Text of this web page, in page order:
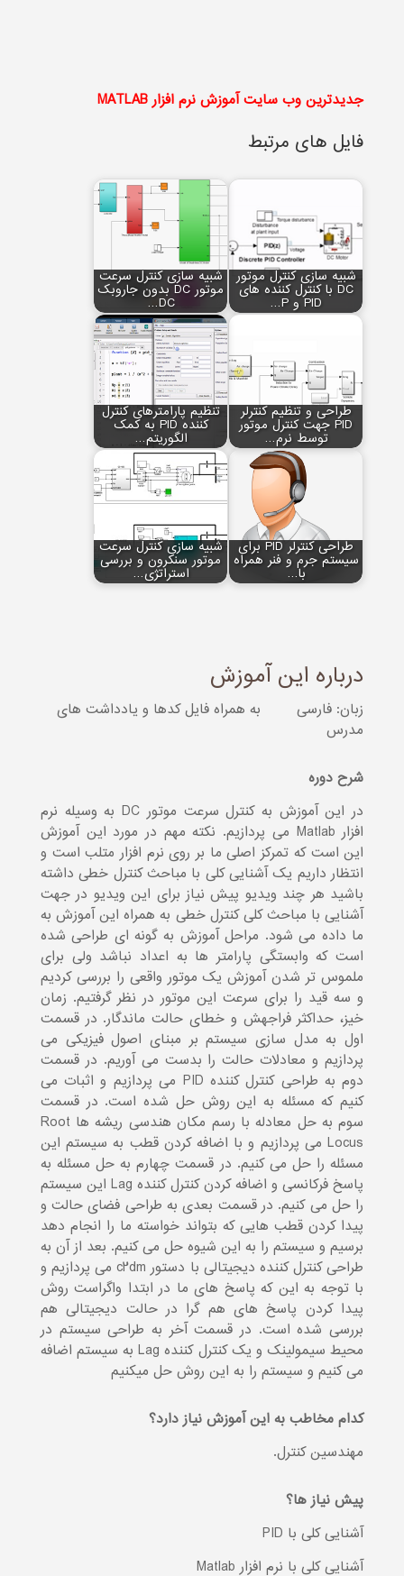
جدیدترین وب سایت آموزش نرم افزار MATLAB
فایل های مرتبط
شبیه سازی کنترل موتور
DC با کنترل کننده های
PID و P…
شبیه سازی کنترل سرعت
موتور DC بدون جاروبک
DC…
طراحی و تنظیم کنترلر
PID جهت کنترل موتور
توسط نرم…
تنظیم پارامترهای کنترل
کننده PID به کمک
الگوریتم…
طراحی کنترلر PID برای
سیستم جرم و فنر همراه
با…
شبیه سازی کنترل سرعت
موتور سنکرون و بررسی
استراتژی…
درباره این آموزش
زبان: فارسی
به همراه فایل کدها و یادداشت های
مدرس
شرح دوره
در این آموزش به کنترل سرعت موتور DC به وسیله نرم
افزار Matlab می پردازیم. نکته مهم در مورد این آموزش
این است که تمرکز اصلی ما بر روی نرم افزار متلب است و
انتظار داریم یک آشنایی کلی با مباحث کنترل خطی داشته
باشید هر چند ویدیو پیش نیاز برای این ویدیو در جهت
آشنایی با مباحث کلی کنترل خطی به همراه این آموزش به
ما داده می شود. مراحل آموزش به گونه ای طراحی شده
است که وابستگی پارامتر ها به اعداد نباشد ولی برای
ملموس تر شدن آموزش یک موتور واقعی را بررسی کردیم
و سه قید را برای سرعت این موتور در نظر گرفتیم. زمان
خیز، حداکثر فراجهش و خطای حالت ماندگار. در قسمت
اول به مدل سازی سیستم بر مبنای اصول فیزیکی می
پردازیم و معادلات حالت را بدست می آوریم. در قسمت
دوم به طراحی کنترل کننده PID می پردازیم و اثبات می
کنیم که مسئله به این روش حل شده است. در قسمت
سوم به حل معادله با رسم مکان هندسی ریشه ها Root
Locus می پردازیم و با اضافه کردن قطب به سیستم این
مسئله را حل می کنیم. در قسمت چهارم به حل مسئله به
پاسخ فرکانسی و اضافه کردن کنترل کننده Lag این سیستم
را حل می کنیم. در قسمت بعدی به طراحی فضای حالت و
پیدا کردن قطب هایی که بتواند خواسته ما را انجام دهد
برسیم و سیستم را به این شیوه حل می کنیم. بعد از آن به
طراحی کنترل کننده دیجیتالی با دستور c2dm می پردازیم و
با توجه به این که پاسخ های ما در ابتدا واگراست روش
پیدا کردن پاسخ های هم گرا در حالت دیجیتالی هم
بررسی شده است. در قسمت آخر به طراحی سیستم در
محیط سیمولینک و یک کنترل کننده Lag به سیستم اضافه
می کنیم و سیستم را به این روش حل میکنیم
کدام مخاطب به این آموزش نیاز دارد؟
مهندسین کنترل.
پیش نیاز ها؟
آشنایی کلی با PID
آشنایی کلی با نرم افزار Matlab